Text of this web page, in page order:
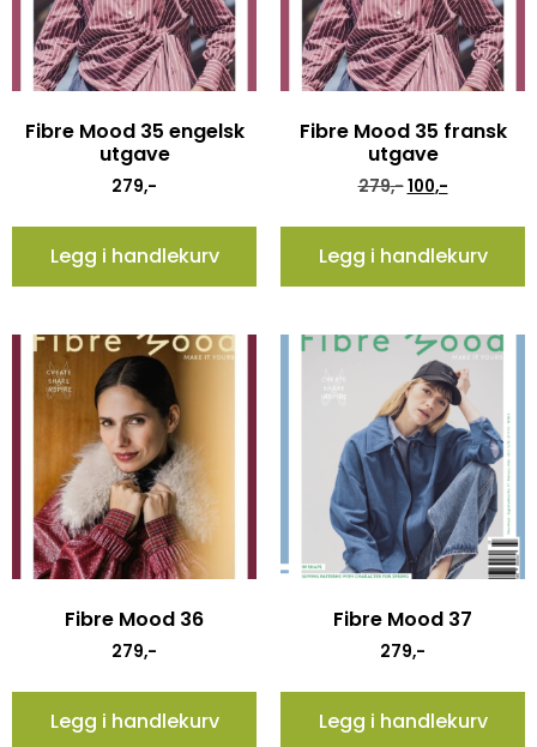
Fibre Mood 35 engelsk
utgave
279,-
Legg i handlekurv
Fibre Mood 35 fransk
utgave
279,-100,-
Legg i handlekurv
Fibre Mood 36
279,-
Legg i handlekurv
Fibre Mood 37
279,-
Legg i handlekurv